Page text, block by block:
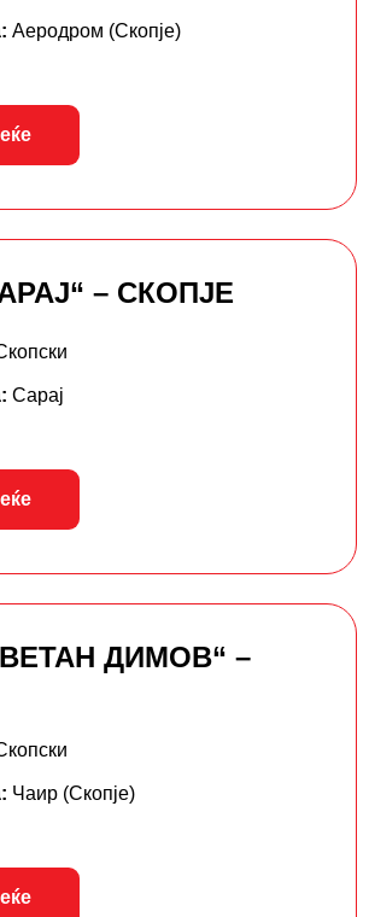
Аеродром (Скопје)
– СКОПЈЕ
Сарај
ДИМОВ“ –
Чаир (Скопје)